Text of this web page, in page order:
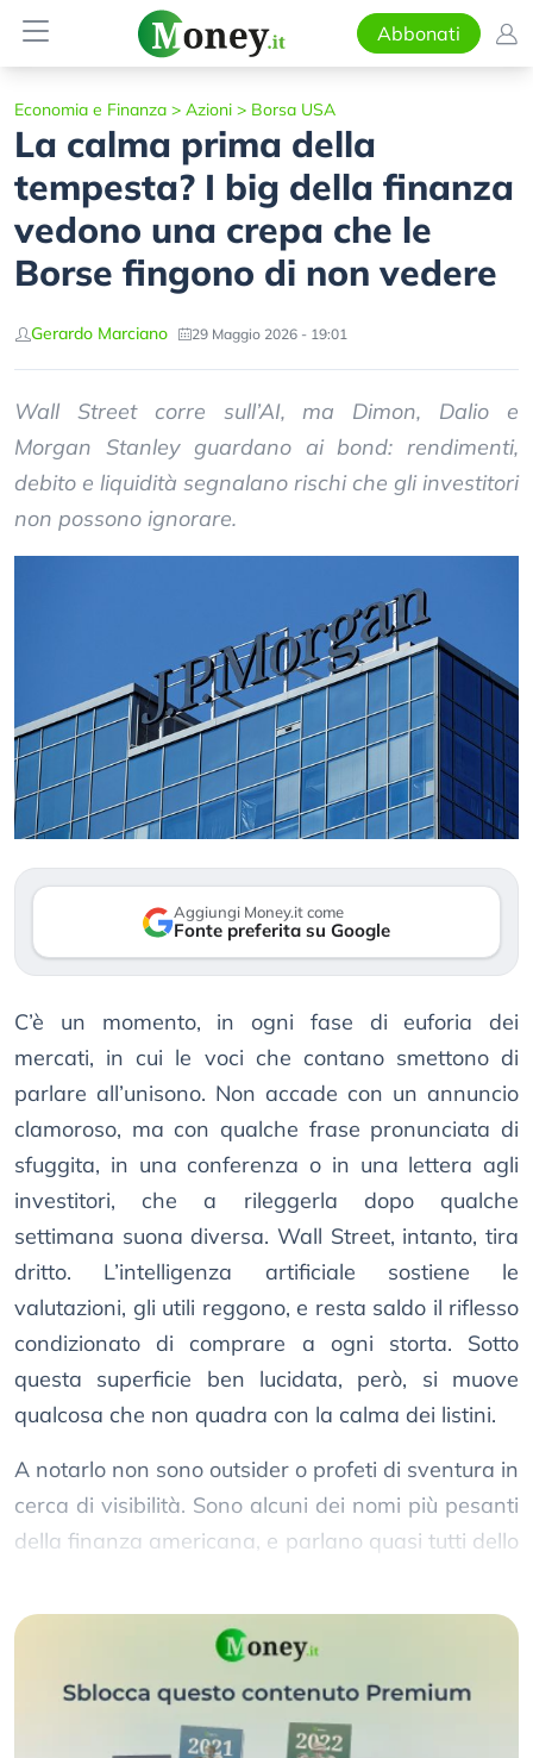
Abbonati
Economia e Finanza > Azioni > Borsa USA
La calma prima della
tempesta? I big della finanza
vedono una crepa che le
Borse fingono di non vedere
Gerardo Marciano 29 Maggio 2026 - 19:01
Wall Street corre sull’AI, ma Dimon, Dalio e
Morgan Stanley guardano ai bond: rendimenti,
debito e liquidità segnalano rischi che gli investitori
non possono ignorare.
Aggiungi Money.it come
Fonte preferita su Google
C’è un momento, in ogni fase di euforia dei
mercati, in cui le voci che contano smettono di
parlare all’unisono. Non accade con un annuncio
clamoroso, ma con qualche frase pronunciata di
sfuggita, in una conferenza o in una lettera agli
investitori, che a rileggerla dopo qualche
settimana suona diversa. Wall Street, intanto, tira
dritto. L’intelligenza artificiale sostiene le
valutazioni, gli utili reggono, e resta saldo il riflesso
condizionato di comprare a ogni storta. Sotto
questa superficie ben lucidata, però, si muove
qualcosa che non quadra con la calma dei listini.
A notarlo non sono outsider o profeti di sventura in
cerca di visibilità. Sono alcuni dei nomi più pesanti
della finanza americana, e parlano quasi tutti dello